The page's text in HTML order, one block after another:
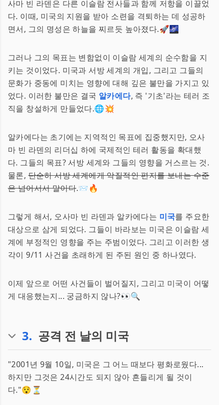
사마 빈 라덴은 다른 이슬람 전사들과 함께 저항을 이끌었
다. 이때, 미국의 지원을 받아 소련을 격퇴하는 데 성공하
면서, 그의 명성은 하늘을 찌르듯 높아졌다.🚀🌌
그러나 그의 목표는 변함없이 이슬람 세계의 순수함을 지
키는 것이었다. 미국과 서방 세계의 개입, 그리고 그들의
문화가 중동에 미치는 영향에 대해 깊은 불만을 가지고 있
었다. 이러한 불만은 결국 알카에다, 즉 '기초'라는 테러 조
직을 창설하게 만들었다.🌐💥
알카에다는 초기에는 지역적인 목표에 집중했지만, 오사
마 빈 라덴의 리더십 하에 국제적인 테러 활동을 확대했
다. 그들의 목표? 서방 세계와 그들의 영향을 거스르는 것.
물론,단순히 서방 세계에게 악질적인 편지를 보내는 수준
은 넘어서서 말이다.📨🔥
그렇게 해서, 오사마 빈 라덴과 알카에다는 미국를 주요한
대상으로 삼게 되었다. 그들이 바라보는 미국은 이슬람 세
계에 부정적인 영향을 주는 주범이었다. 그리고 이러한 생
각이 9/11 사건을 초래하게 된 주된 원인 중 하나였다.
이제 앞으로 어떤 사건들이 벌어질지, 그리고 미국이 어떻
게 대응했는지... 궁금하지 않나?👀🔍
3. 공격 전 날의 미국
"2001년 9월 10일, 미국은 그 어느 때보다 평화로웠다...
하지만 그것은 24시간도 되지 않아 흔들리게 될 것이
다."😯⏳